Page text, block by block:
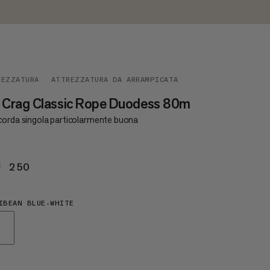
ATTREZZATURA DA ARRAMPICATA
Classic Rope Duodess 80m
singola particolarmente buona
250
BLUE-WHITE